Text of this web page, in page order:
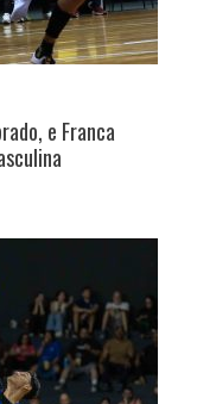
e Franca